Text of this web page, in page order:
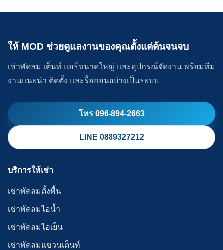
ให้ MOD ช่วยดูแลงานของคุณตั้งแต่ต้นจนจบ
เช่าพัดลม เต็นท์ แอร์ขนาดใหญ่ และอุปกรณ์จัดงาน พร้อมทีม
งานแนะนำ ติดตั้ง และรื้อถอนอย่างเป็นระบบ
โทร 096-894-2663
LINE 0889327212
บริการให้เช่า
เช่าพัดลมตั้งพื้น
เช่าพัดลมไอน้ำ
เช่าพัดลมไอเย็น
เช่าพัดลมแขวนเต็นท์